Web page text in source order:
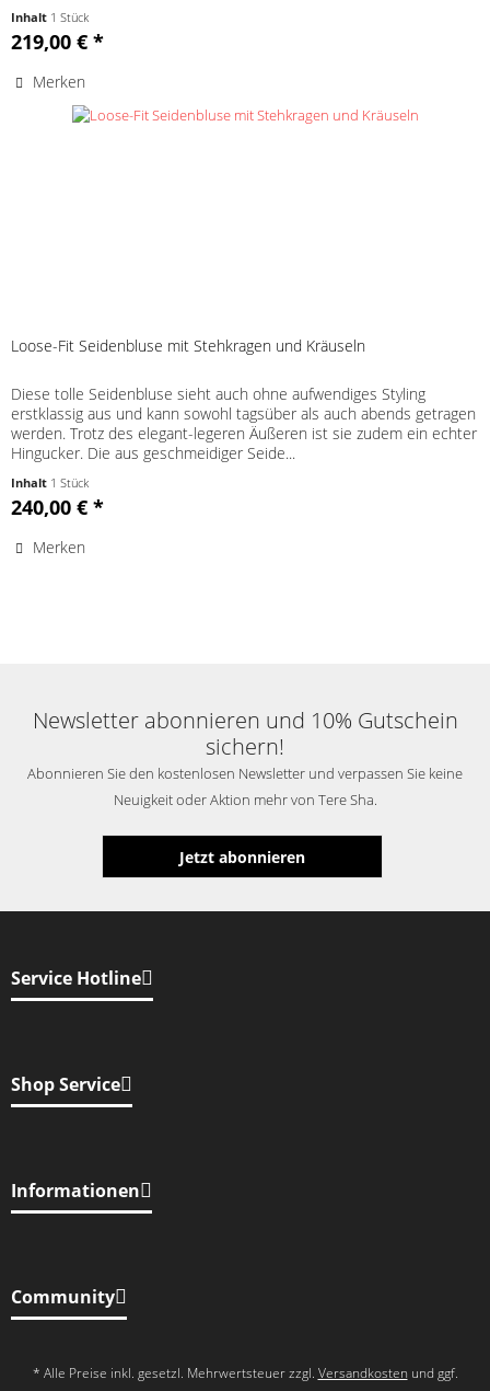
Inhalt 1 Stück
219,00 € *
Merken
Loose-Fit Seidenbluse mit Stehkragen und Kräuseln
Diese tolle Seidenbluse sieht auch ohne aufwendiges Styling
erstklassig aus und kann sowohl tagsüber als auch abends getragen
werden. Trotz des elegant-legeren Äußeren ist sie zudem ein echter
Hingucker. Die aus geschmeidiger Seide...
Inhalt 1 Stück
240,00 € *
Merken
Newsletter abonnieren und 10% Gutschein
sichern!
Abonnieren Sie den kostenlosen Newsletter und verpassen Sie keine
Neuigkeit oder Aktion mehr von Tere Sha.
Jetzt abonnieren
Service Hotline
Shop Service
Informationen
Community
* Alle Preise inkl. gesetzl. Mehrwertsteuer zzgl. Versandkosten und ggf.